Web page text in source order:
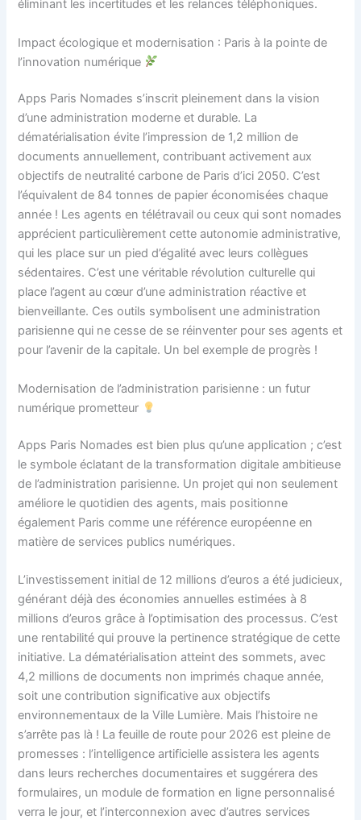
éliminant les incertitudes et les relances téléphoniques.
Impact écologique et modernisation : Paris à la pointe de
l’innovation numérique
Apps Paris Nomades s’inscrit pleinement dans la vision
d’une administration moderne et durable. La
dématérialisation évite l’impression de 1,2 million de
documents annuellement, contribuant activement aux
objectifs de neutralité carbone de Paris d’ici 2050. C’est
l’équivalent de 84 tonnes de papier économisées chaque
année ! Les agents en télétravail ou ceux qui sont nomades
apprécient particulièrement cette autonomie administrative,
qui les place sur un pied d’égalité avec leurs collègues
sédentaires. C’est une véritable révolution culturelle qui
place l’agent au cœur d’une administration réactive et
bienveillante. Ces outils symbolisent une administration
parisienne qui ne cesse de se réinventer pour ses agents et
pour l’avenir de la capitale. Un bel exemple de progrès !
Modernisation de l’administration parisienne : un futur
numérique prometteur
Apps Paris Nomades est bien plus qu’une application ; c’est
le symbole éclatant de la transformation digitale ambitieuse
de l’administration parisienne. Un projet qui non seulement
améliore le quotidien des agents, mais positionne
également Paris comme une référence européenne en
matière de services publics numériques.
L’investissement initial de 12 millions d’euros a été judicieux,
générant déjà des économies annuelles estimées à 8
millions d’euros grâce à l’optimisation des processus. C’est
une rentabilité qui prouve la pertinence stratégique de cette
initiative. La dématérialisation atteint des sommets, avec
4,2 millions de documents non imprimés chaque année,
soit une contribution significative aux objectifs
environnementaux de la Ville Lumière. Mais l’histoire ne
s’arrête pas là ! La feuille de route pour 2026 est pleine de
promesses : l’intelligence artificielle assistera les agents
dans leurs recherches documentaires et suggérera des
formulaires, un module de formation en ligne personnalisé
verra le jour, et l’interconnexion avec d’autres services